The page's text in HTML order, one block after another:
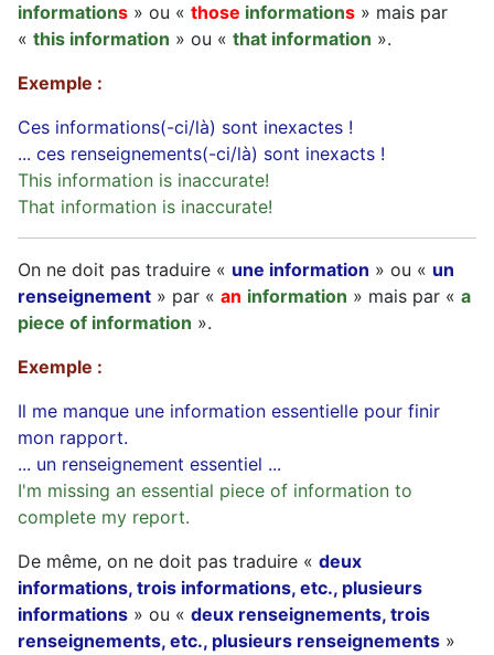
informations » ou « those informations » mais par
« this information » ou « that information ».
Exemple :
Ces informations(-ci/là) sont inexactes !
... ces renseignements(-ci/là) sont inexacts !
This information is inaccurate!
That information is inaccurate!
On ne doit pas traduire « une information » ou « un
renseignement » par « an information » mais par « a
piece of information ».
Exemple :
Il me manque une information essentielle pour finir
mon rapport.
... un renseignement essentiel ...
I'm missing an essential piece of information to
complete my report.
De même, on ne doit pas traduire « deux
informations, trois informations, etc., plusieurs
informations » ou « deux renseignements, trois
renseignements, etc., plusieurs renseignements »